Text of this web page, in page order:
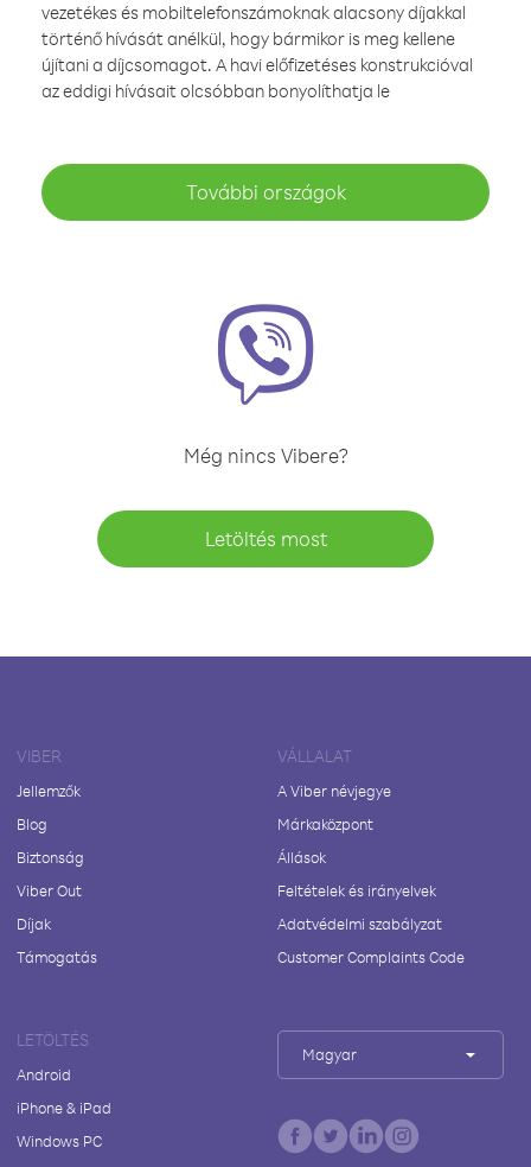
vezetékes és mobiltelefonszámoknak alacsony díjakkal
történő hívását anélkül, hogy bármikor is meg kellene
újítani a díjcsomagot. A havi előfizetéses konstrukcióval
az eddigi hívásait olcsóbban bonyolíthatja le
További országok
Még nincs Vibere?
Letöltés most
VIBER
Jellemzők
Blog
Biztonság
Viber Out
Díjak
Támogatás
VÁLLALAT
A Viber névjegye
Márkaközpont
Állások
Feltételek és irányelvek
Adatvédelmi szabályzat
Customer Complaints Code
LETÖLTÉS
Android
iPhone & iPad
Windows PC
Magyar